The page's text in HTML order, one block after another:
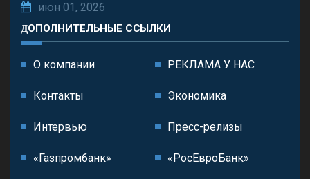
июн 01, 2026
ДОПОЛНИТЕЛЬНЫЕ ССЫЛКИ
О компании РЕКЛАМА У НАС
Контакты Экономика
Интервью Пресс-релизы
«Газпромбанк» «РосЕвроБанк»